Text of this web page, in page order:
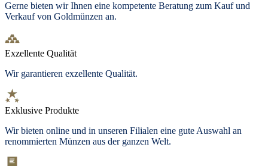
Gerne bieten wir Ihnen eine kompetente Beratung zum Kauf und
Verkauf von Goldmünzen an.
Exzellente Qualität
Wir garantieren exzellente Qualität.
Exklusive Produkte
Wir bieten online und in unseren Filialen eine gute Auswahl an
renommierten Münzen aus der ganzen Welt.